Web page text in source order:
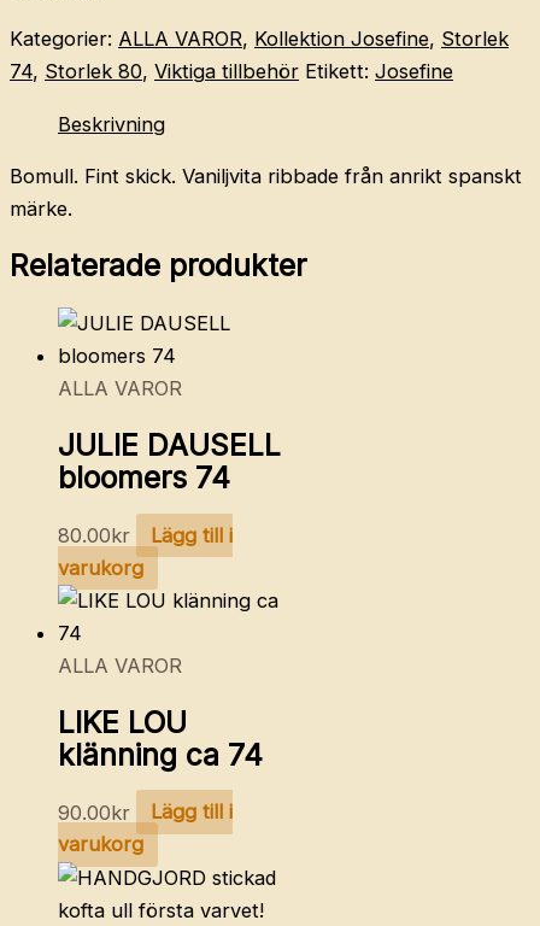
Kategorier: ALLA VAROR, Kollektion Josefine, Storlek
74, Storlek 80, Viktiga tillbehör Etikett: Josefine
Beskrivning
Bomull. Fint skick. Vaniljvita ribbade från anrikt spanskt
märke.
Relaterade produkter
ALLA VAROR
JULIE DAUSELL
bloomers 74
80.00kr
Lägg till i
varukorg
ALLA VAROR
LIKE LOU
klänning ca 74
90.00kr
Lägg till i
varukorg